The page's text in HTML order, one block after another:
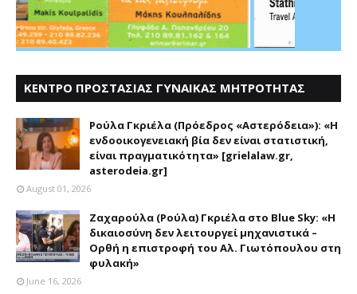
ΚΕΝΤΡΟ ΠΡΟΣΤΑΣΙΑΣ ΓΥΝΑΙΚΑΣ ΜΗΤΡΟΤΗΤΑΣ
Ρούλα Γκριέλα (Πρόεδρος «Αστερόδεια»): «Η
ενδοοικογενειακή βία δεν είναι στατιστική,
είναι πραγματικότητα» [grielalaw.gr,
asterodeia.gr]
August 01, 2026
Ζαχαρούλα (Ρούλα) Γκριέλα στο Blue Sky: «Η
δικαιοσύνη δεν λειτουργεί μηχανιστικά –
Ορθή η επιστροφή του Αλ. Γιωτόπουλου στη
φυλακή»
June 16, 2026